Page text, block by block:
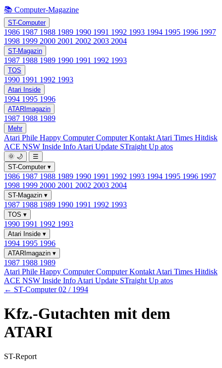
📚 Computer-Magazine
ST-Computer
1986 1987 1988 1989 1990 1991 1992 1993 1994 1995 1996 1997
1998 1999 2000 2001 2002 2003 2004
ST-Magazin
1987 1988 1989 1990 1991 1992 1993
TOS
1990 1991 1992 1993
Atari Inside
1994 1995 1996
ATARImagazin
1987 1988 1989
Mehr
Atari Phile Happy ComputerComputer Kontakt Atari Times Hitdisk
ACE NSW Inside Info Atari Update STraight Up atos
🌞 🌙
☰
ST-Computer ▾
1986 1987 1988 1989 1990 1991 1992 1993 1994 1995 1996 1997
1998 1999 2000 2001 2002 2003 2004
ST-Magazin ▾
1987 1988 1989 1990 1991 1992 1993
TOS ▾
1990 1991 1992 1993
Atari Inside ▾
1994 1995 1996
ATARImagazin ▾
1987 1988 1989
Atari Phile Happy ComputerComputer Kontakt Atari Times Hitdisk
ACE NSW Inside Info Atari Update STraight Up atos
← ST-Computer 02 / 1994
Kfz.-Gutachten mit dem
ATARI
ST-Report